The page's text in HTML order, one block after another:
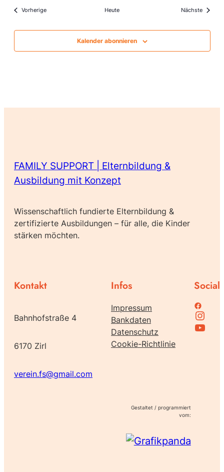
VorherigeVeranstaltungen Heute Nächste
Kalender abonnieren
FAMILY SUPPORT | Elternbildung &
Ausbildung mit Konzept
Wissenschaftlich fundierte Elternbildung &
zertifizierte Ausbildungen – für alle, die Kinder
stärken möchten.
Kontakt
Bahnhofstraße 4
6170 Zirl
verein.fs@gmail.com
Infos
Impressum
Bankdaten
Datenschutz
Cookie-Richtlinie
Social
Family Support bei Facebook
Instagram
Family Support bei Youtube
Gestaltet / programmiert
vom: